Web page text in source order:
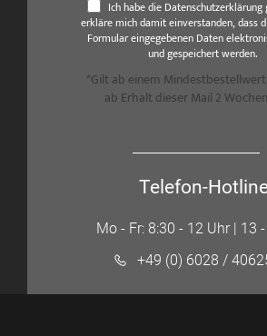
Ich habe die Datenschutzerklärung
erkläre mich damit einverstanden, dass
Formular eingegebenen Daten
und gespeichert werden.
*Gilt ab einem
ab Erhalt dieser Mail 2
Telefon-
Mo - Fr: 8:30 - 12 Uhr | 13
+49 (0) 6028 /